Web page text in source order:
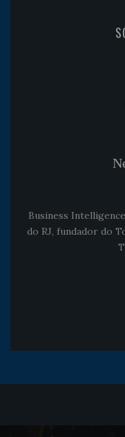
Business
do RJ, fundador do